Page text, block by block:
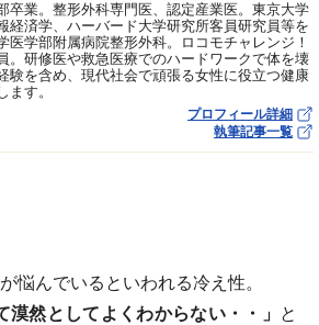
卒業。整形外科専門医、認定産業医。東京大学
経済学、ハーバード大学研究所客員研究員等を
医学部附属病院整形外科。ロコモチャレンジ！
。研修医や救急医療でのハードワークで体を壊
験を含め、現代社会で頑張る女性に役立つ健康
ます。
プロフィール詳細
執筆記事一覧
悩んでいるといわれる冷え性。
漠然としてよくわからない・・」 と